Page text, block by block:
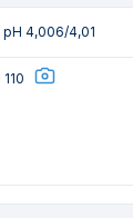
pH 4,006/4,01